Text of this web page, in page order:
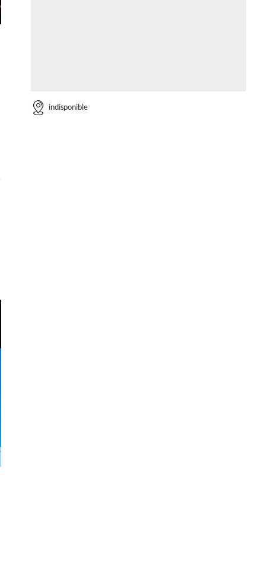
indisponible